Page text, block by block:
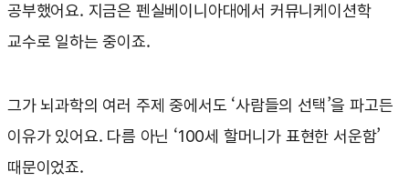
공부했어요. 지금은 펜실베이니아대에서 커뮤니케이션학
교수로 일하는 중이죠.
그가 뇌과학의 여러 주제 중에서도 ‘사람들의 선택’을 파고든
이유가 있어요. 다름 아닌 ‘100세 할머니가 표현한 서운함’
때문이었죠.